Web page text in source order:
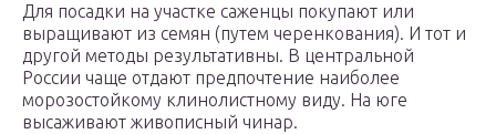
Для посадки на участке саженцы покупают или
выращивают из семян (путем черенкования). И тот и
другой методы результативны. В центральной
России чаще отдают предпочтение наиболее
морозостойкому клинолистному виду. На юге
высаживают живописный чинар.